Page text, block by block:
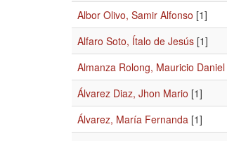
Albor Olivo, Samir Alfonso [1]
Alfaro Soto, Ítalo de Jesús [1]
Almanza Rolong, Mauricio Daniel
Álvarez Diaz, Jhon Mario [1]
Álvarez, María Fernanda [1]